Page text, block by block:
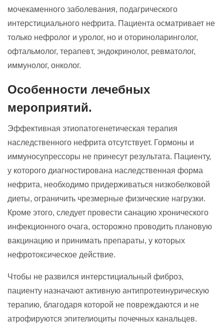
мочекаменного заболевания, подагрического
интерстициального нефрита. Пациента осматривает не
только нефролог и уролог, но и оториноларинголог,
офтальмолог, терапевт, эндокринолог, ревматолог,
иммунолог, онколог.
Особенности лечебных
мероприятий.
Эффективная этиопатогенетическая терапия
наследственного нефрита отсутствует. Гормоны и
иммуносупрессоры не принесут результата. Пациенту,
у которого диагностирована наследственная форма
нефрита, необходимо придерживаться низкобелковой
диеты, ограничить чрезмерные физические нагрузки.
Кроме этого, следует провести санацию хронического
инфекционного очага, осторожно проводить плановую
вакцинацию и принимать препараты, у которых
нефротоксическое действие.
Чтобы не развился интерстициальный фиброз,
пациенту назначают активную антипротеинурическую
терапию, благодаря которой не повреждаются и не
атрофируются эпителиоциты почечных канальцев.